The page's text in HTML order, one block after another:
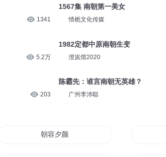
1341
5.2万
203
1567集 南朝第一美女
情栀文化传媒
1982定都中原南朝生变
澄岚馆2020
陈霸先：谁言南朝无英雄？
广州李沛聪
朝容夕颜